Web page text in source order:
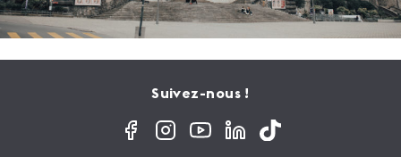
Suivez-nous !